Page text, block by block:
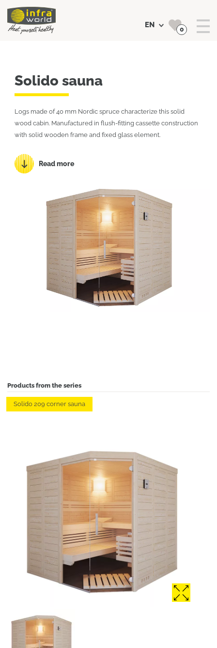
EN 0
Solido sauna
Logs made of 40 mm Nordic spruce characterize this solid
wood cabin. Manufactured in flush-fitting cassette construction
with solid wooden frame and fixed glass element.
Read more
Products from the series
Solido 209 corner sauna